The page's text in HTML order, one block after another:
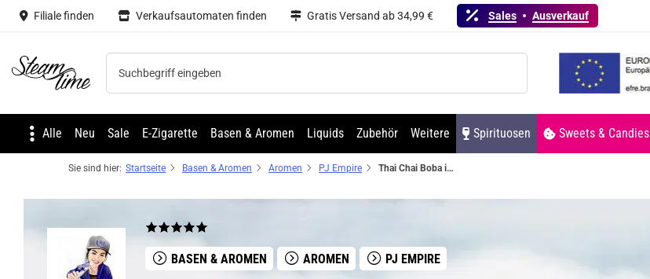
Filiale finden Verkaufsautomaten finden Gratis Versand ab 34,99 € Sales Ausverkauf
Steam time
Alle Neu Sale E-Zigarette Basen & Aromen Liquids Zubehör Weitere Spirituosen Sweets & Candies
Sie sind hier: Startseite Basen & Aromen Aromen PJ Empire Thai Chai Boba in the Roxx Longfill Aroma by PJ Empire
BASEN & AROMEN AROMEN PJ EMPIRE